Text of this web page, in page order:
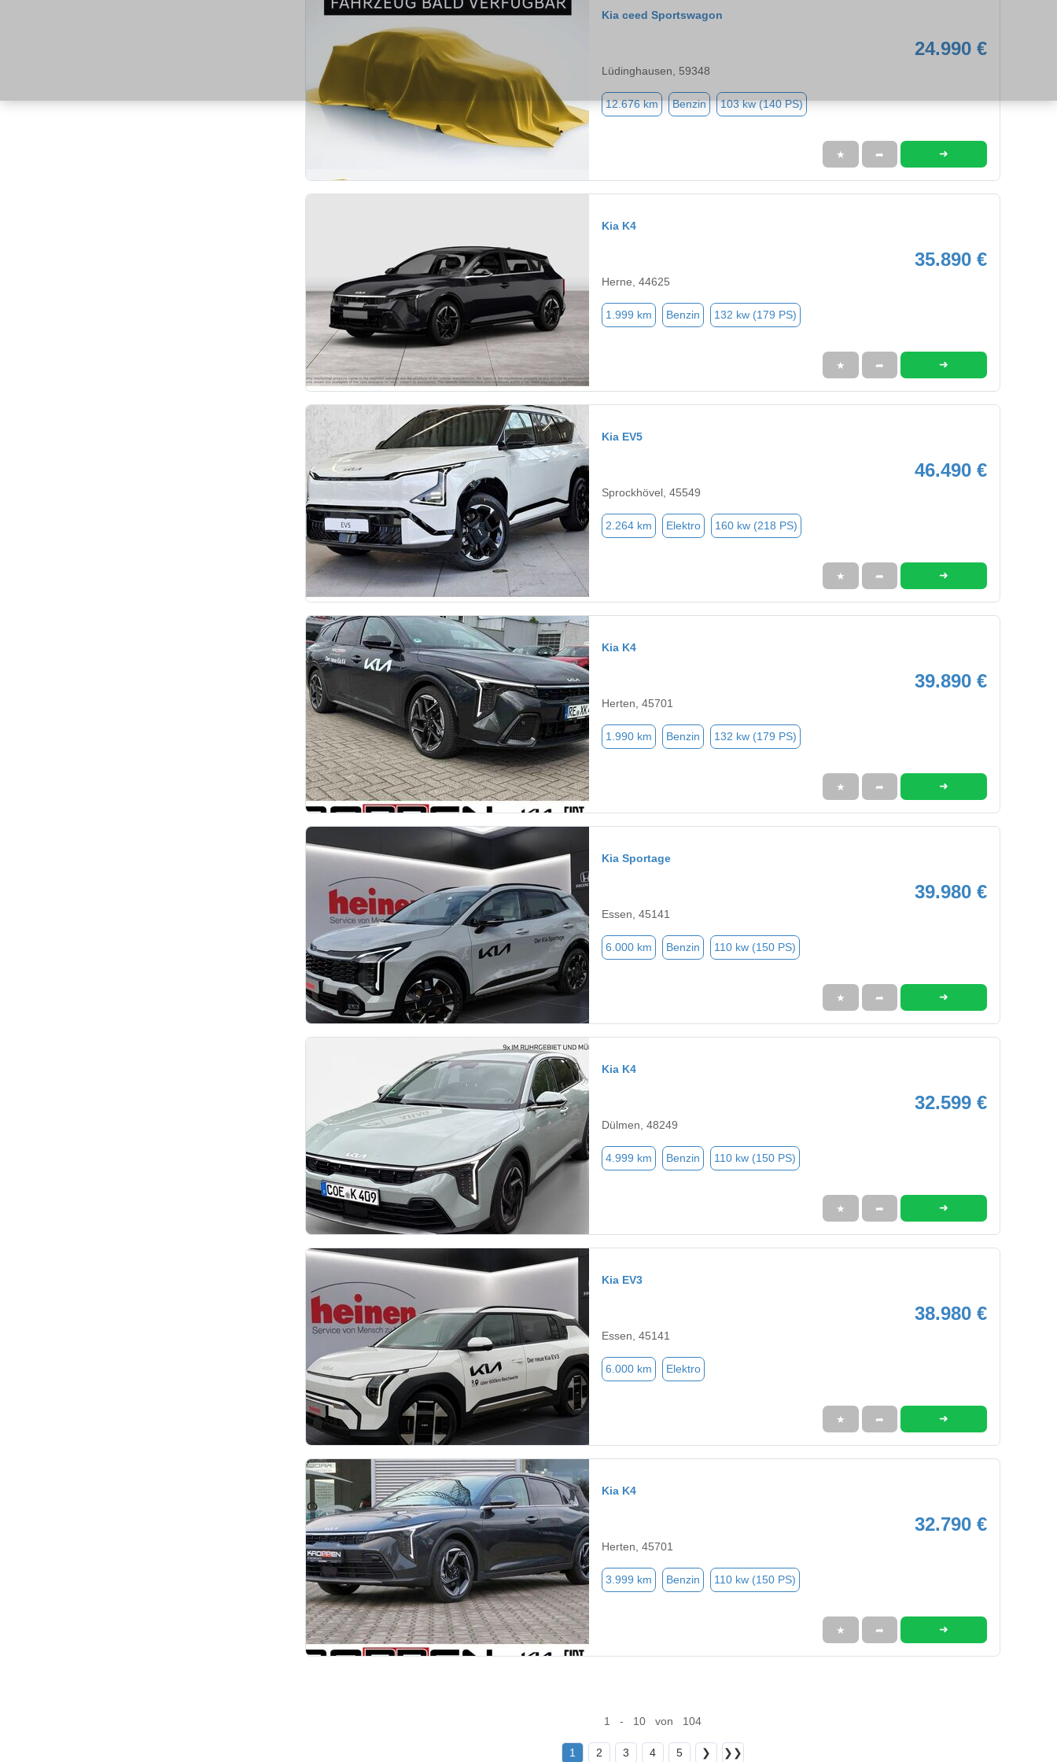
Kia ceed Sportswagon
24.990 €
Lüdinghausen, 59348
12.676 km Benzin 103 kw (140 PS)
★ ➦ ➜
Kia K4
35.890 €
Herne, 44625
1.999 km Benzin 132 kw (179 PS)
★ ➦ ➜
Kia EV5
46.490 €
Sprockhövel, 45549
2.264 km Elektro 160 kw (218 PS)
★ ➦ ➜
Kia K4
39.890 €
Herten, 45701
1.990 km Benzin 132 kw (179 PS)
★ ➦ ➜
Kia Sportage
39.980 €
Essen, 45141
6.000 km Benzin 110 kw (150 PS)
★ ➦ ➜
Kia K4
32.599 €
Dülmen, 48249
4.999 km Benzin 110 kw (150 PS)
★ ➦ ➜
Kia EV3
38.980 €
Essen, 45141
6.000 km Elektro
★ ➦ ➜
Kia K4
32.790 €
Herten, 45701
3.999 km Benzin 110 kw (150 PS)
★ ➦ ➜
1 - 10 von 104
1 2 3 4 5 ❯ ❯❯